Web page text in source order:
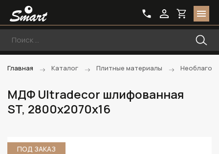
Главная Каталог Плитные материалы
МДФ Ultradecor шлифованная
ST, 2800х2070х16
ПОД ЗАКАЗ